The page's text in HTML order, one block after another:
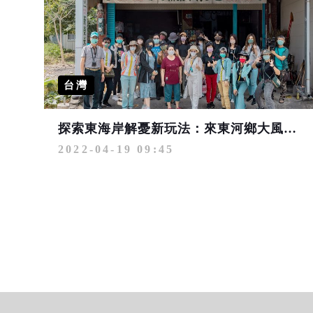
台灣
探索東海岸解憂新玩法：來東河鄉大風吹、尋訪成功鎮職人
2022-04-19 09:45